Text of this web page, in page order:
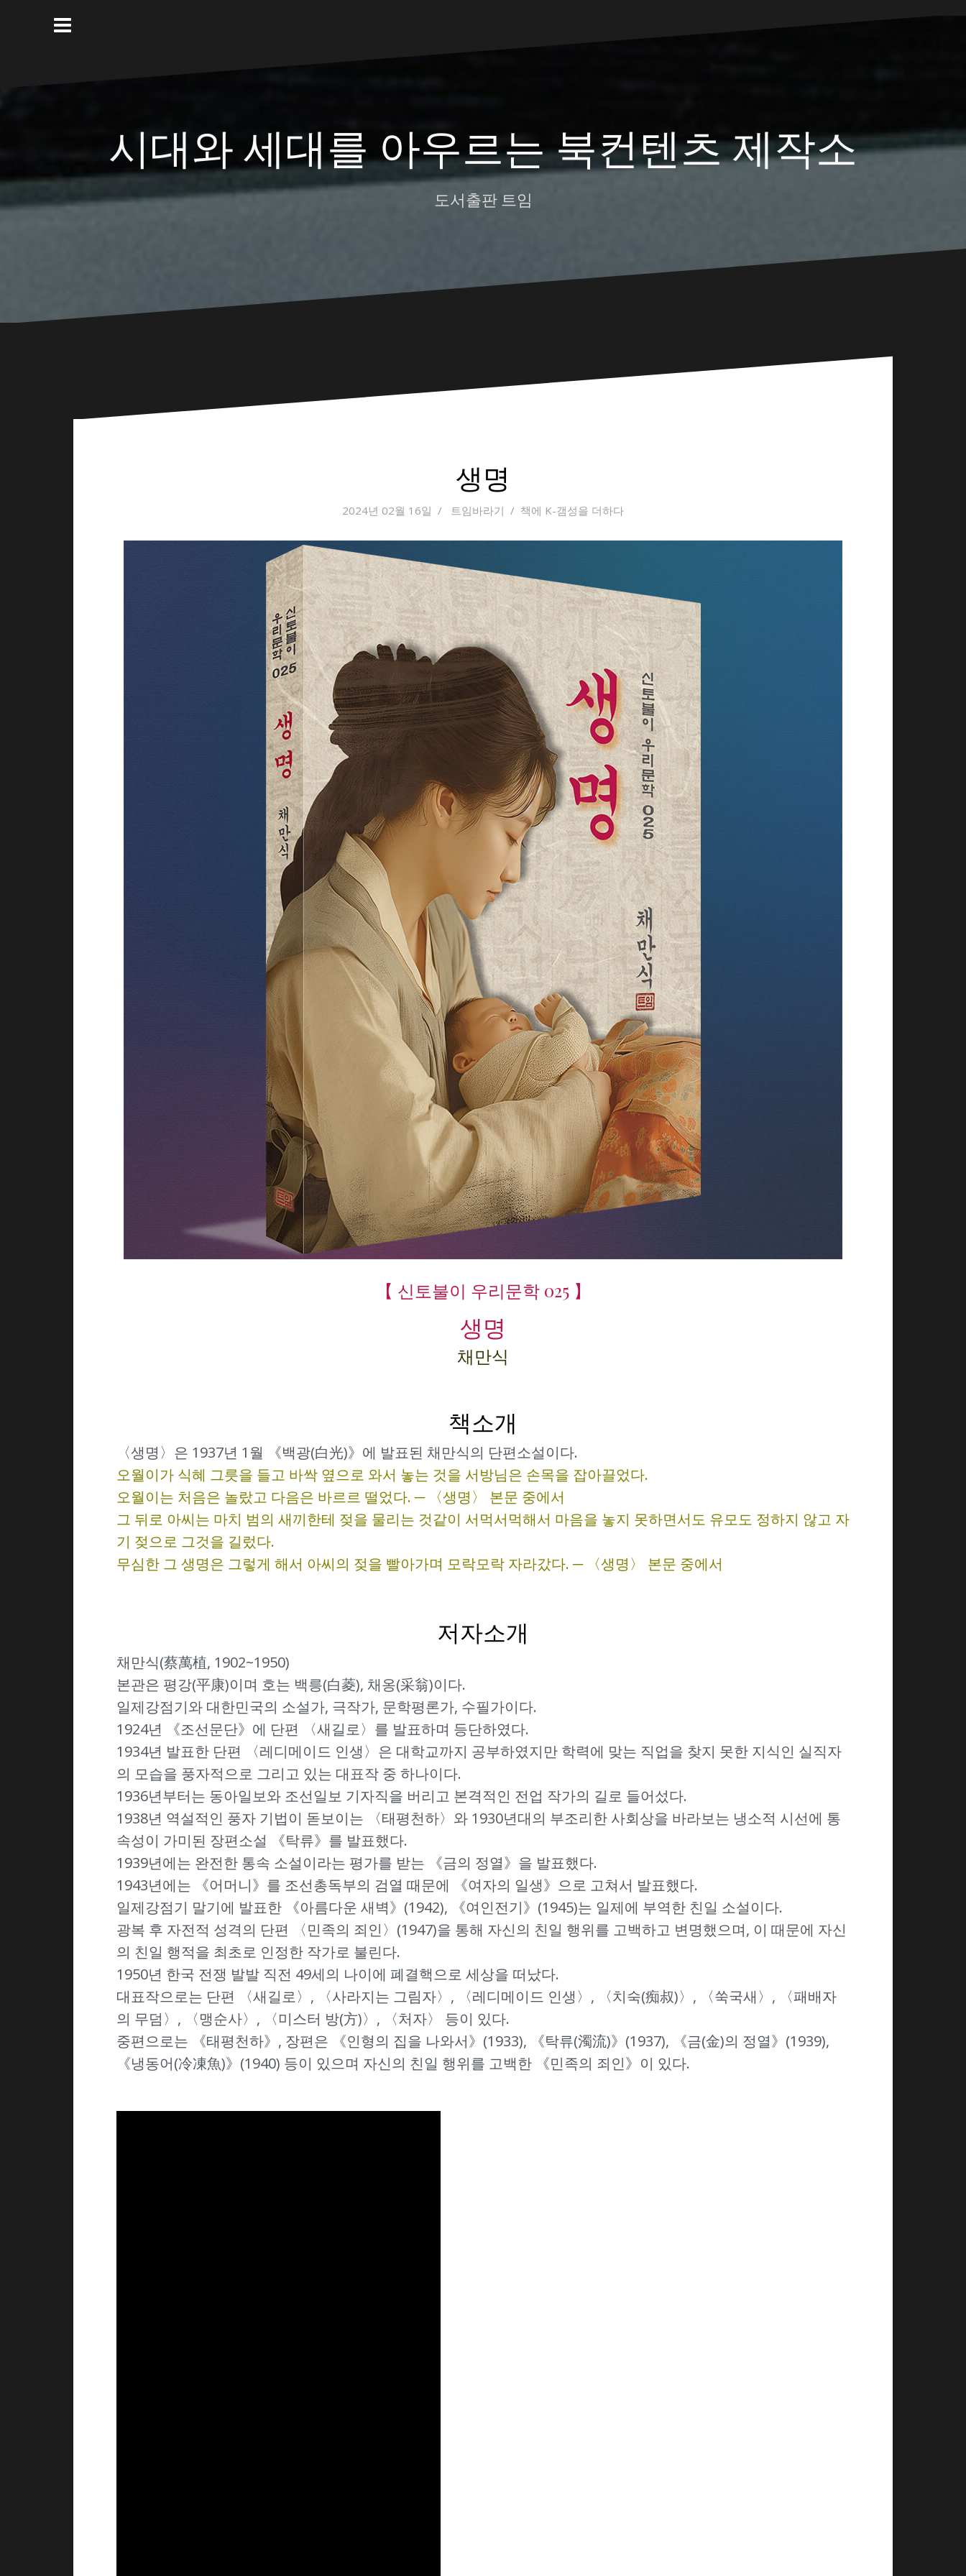
시대와 세대를 아우르는 북컨텐츠 제작소
도서출판 트임
생명
2024년 02월 16일 트임바라기 책에 K-갬성을 더하다
【 신토불이 우리문학 025 】
생명
채만식
책소개
〈생명〉은 1937년 1월 《백광(白光)》에 발표된 채만식의 단편소설이다.
오월이가 식혜 그릇을 들고 바싹 옆으로 와서 놓는 것을 서방님은 손목을 잡아끌었다.
오월이는 처음은 놀랐고 다음은 바르르 떨었다. ─ 〈생명〉 본문 중에서
그 뒤로 아씨는 마치 범의 새끼한테 젖을 물리는 것같이 서먹서먹해서 마음을 놓지 못하면서도 유모도 정하지 않고 자
기 젖으로 그것을 길렀다.
무심한 그 생명은 그렇게 해서 아씨의 젖을 빨아가며 모락모락 자라갔다. ─ 〈생명〉 본문 중에서
저자소개
채만식(蔡萬植, 1902~1950)
본관은 평강(平康)이며 호는 백릉(白菱), 채옹(采翁)이다.
일제강점기와 대한민국의 소설가, 극작가, 문학평론가, 수필가이다.
1924년 《조선문단》에 단편 〈새길로〉를 발표하며 등단하였다.
1934년 발표한 단편 〈레디메이드 인생〉은 대학교까지 공부하였지만 학력에 맞는 직업을 찾지 못한 지식인 실직자
의 모습을 풍자적으로 그리고 있는 대표작 중 하나이다.
1936년부터는 동아일보와 조선일보 기자직을 버리고 본격적인 전업 작가의 길로 들어섰다.
1938년 역설적인 풍자 기법이 돋보이는 〈태평천하〉와 1930년대의 부조리한 사회상을 바라보는 냉소적 시선에 통
속성이 가미된 장편소설 《탁류》를 발표했다.
1939년에는 완전한 통속 소설이라는 평가를 받는 《금의 정열》을 발표했다.
1943년에는 《어머니》를 조선총독부의 검열 때문에 《여자의 일생》으로 고쳐서 발표했다.
일제강점기 말기에 발표한 《아름다운 새벽》(1942), 《여인전기》(1945)는 일제에 부역한 친일 소설이다.
광복 후 자전적 성격의 단편 〈민족의 죄인〉(1947)을 통해 자신의 친일 행위를 고백하고 변명했으며, 이 때문에 자신
의 친일 행적을 최초로 인정한 작가로 불린다.
1950년 한국 전쟁 발발 직전 49세의 나이에 폐결핵으로 세상을 떠났다.
대표작으로는 단편 〈새길로〉, 〈사라지는 그림자〉, 〈레디메이드 인생〉, 〈치숙(痴叔)〉, 〈쑥국새〉, 〈패배자
의 무덤〉, 〈맹순사〉, 〈미스터 방(方)〉, 〈처자〉 등이 있다.
중편으로는 《태평천하》, 장편은 《인형의 집을 나와서》(1933), 《탁류(濁流)》(1937), 《금(金)의 정열》(1939),
《냉동어(冷凍魚)》(1940) 등이 있으며 자신의 친일 행위를 고백한 《민족의 죄인》이 있다.